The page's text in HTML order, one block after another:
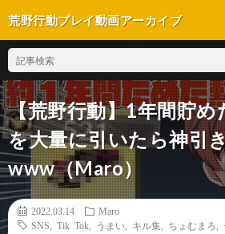
荒野行動プレイ動画アーカイブ
【荒野行動】1年間貯め
を大量に引いたら神引
www（Maro）
2022.03.14
Maro
SNS
Tik Tok うまい キル集 ちょむまろ